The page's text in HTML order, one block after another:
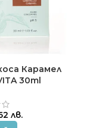
Карамел
30ml
лв.